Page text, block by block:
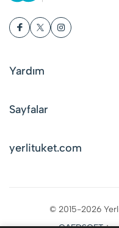
Yardım
Sayfalar
yerlituket.com
© 2015-2026 Yerli